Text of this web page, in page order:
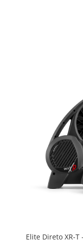
Elite Direto XR-